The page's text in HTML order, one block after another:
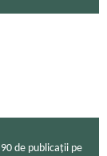
de publicații pe